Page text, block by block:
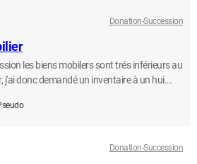
Donation-Succession
les biens mobilers sont trés inférieurs au
j'ai donc demandé un inventaire à un hui...
Donation-Succession